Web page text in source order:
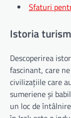
Sfaturi
Istoria
Descoperirea
fascinant, care
civilizațiile care
sumeriene și
un loc de